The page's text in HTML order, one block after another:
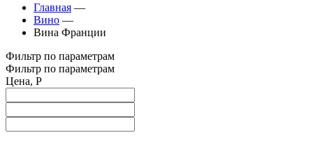
Главная —
Вино —
Вина Франции
Фильтр по параметрам
Фильтр по параметрам
Цена, Р